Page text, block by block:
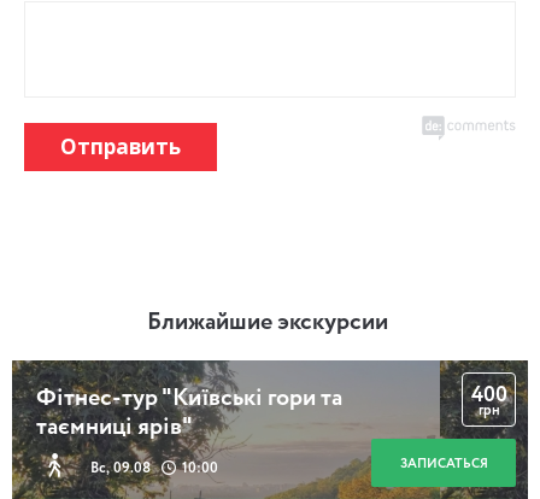
Отправить
Ближайшие экскурсии
Фітнес-тур "Київські гори та
таємниці ярів"
Вс, 09.08 10:00
400
грн
ЗАПИСАТЬСЯ